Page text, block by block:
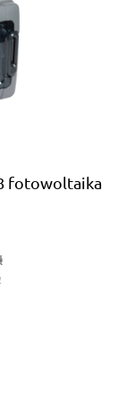
fotowoltaika